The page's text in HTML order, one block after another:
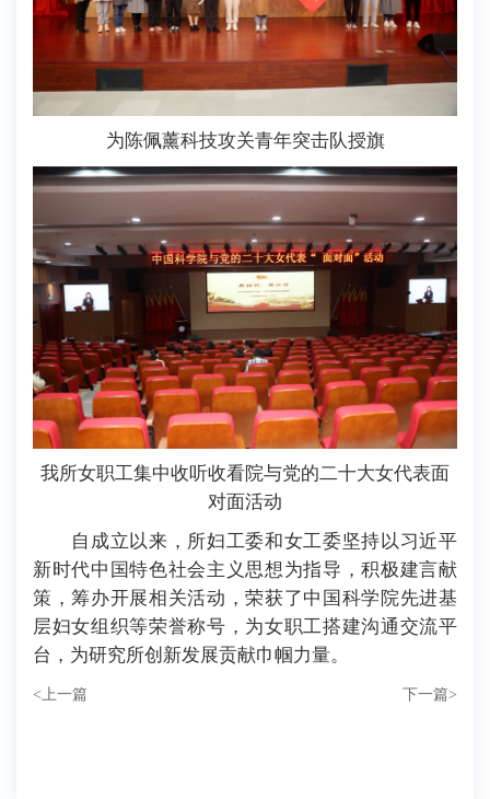
为陈佩薰科技攻关青年突击队授旗
我所女职工集中收听收看院与党的二十大女代表面
对面活动
自成立以来，所妇工委和女工委坚持以习近平
新时代中国特色社会主义思想为指导，积极建言献
策，筹办开展相关活动，荣获了中国科学院先进基
层妇女组织等荣誉称号，为女职工搭建沟通交流平
台，为研究所创新发展贡献巾帼力量。
<上一篇 下一篇>